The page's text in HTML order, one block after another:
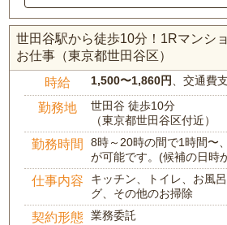
世田谷駅から徒歩10分！1Rマンシ
お仕事（東京都世田谷区）
時給 1,500〜1,860円 、交通費
勤務地
世田谷 徒歩10分
（東京都世田谷区付近）
勤務時間
8時～20時の間で1時間〜
が可能です。(候補の日時
仕事内容
キッチン、トイレ、お風
グ、その他のお掃除
契約形態 業務委託